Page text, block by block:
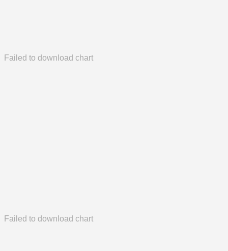
Failed to download chart
Failed to download chart